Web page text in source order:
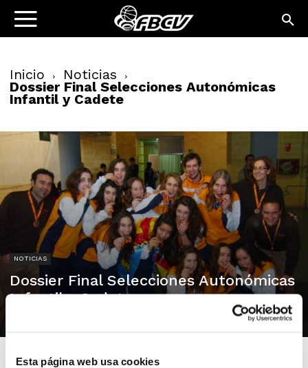
Esta página web usa cookies
Inicio Noticias
Dossier Final Selecciones Autonómicas
Infantil y Cadete
NOTICIAS
Dossier Final Selecciones Autonómicas
Infantil y Cadete